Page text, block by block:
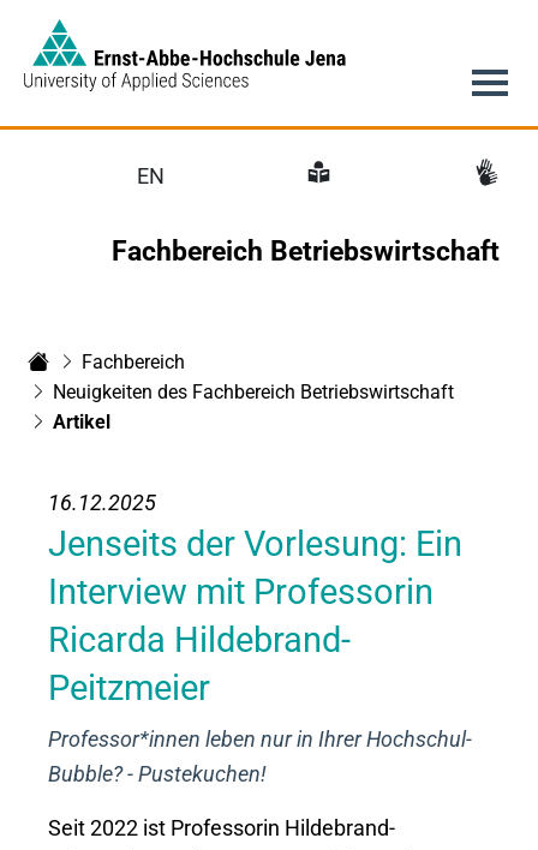
EN
Fachbereich Betriebswirtschaft
Fachbereich Betriebswirtschaft
Fachbereich
Neuigkeiten des Fachbereich Betriebswirtschaft
Artikel
16.12.2025
Jenseits der Vorlesung: Ein
Interview mit Professorin
Ricarda Hildebrand-
Peitzmeier
Professor*innen leben nur in Ihrer Hochschul-
Bubble? - Pustekuchen!
Seit 2022 ist Professorin Hildebrand-